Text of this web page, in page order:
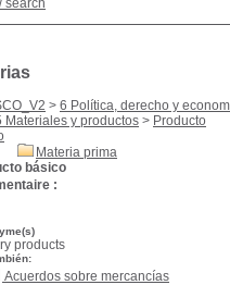
search
> 6 Política, derecho y
Materiales y productos > Producto
Materia prima
básico
:
products
Acuerdos sobre mercancías